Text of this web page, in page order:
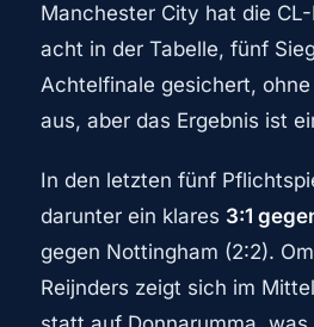
Manchester City hat die
acht in der Tabelle, fünf
Achtelfinale gesichert,
aus, aber das Ergebnis ist
In den letzten fünf
darunter ein klares 3:1
gegen Nottingham (2:2).
Reijnders zeigt sich im